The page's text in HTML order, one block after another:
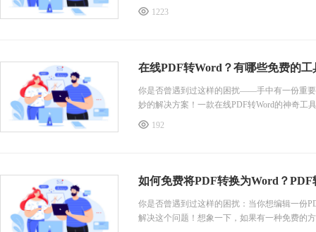
文件快速而准确地转换为可编辑的Word文档
1223
在线PDF转Word？有哪些免费的工
你是否曾遇到过这样的困扰——手中有一份重要
妙的解决方案！一款在线PDF转Word的神奇工
192
如何免费将PDF转换为Word？
你是否曾遇到过这样的困扰：当你想编辑一份
解决这个问题！想象一下，如果有一种免费的